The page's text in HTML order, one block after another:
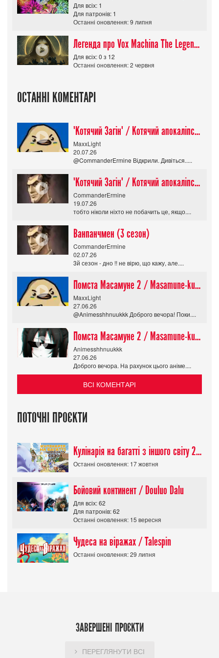
Для всіх: 1
Для патронів: 1
Останні оновлення: 9 липня
Легенда про Vox Machina The Legend of Vox Machina (Сезон 4)
Для всіх: 0 з 12
Останні оновлення: 2 червня
ОСТАННІ КОМЕНТАРІ
"Котячий Загін" / Котячий апокаліпсис / Cat Shit One
MaxxLight
20.07.26
@CommanderErmine Відкрили. Дивіться.....
"Котячий Загін" / Котячий апокаліпсис / Cat Shit One
CommanderErmine
19.07.26
тобто ніколи ніхто не побачить це, якщо....
Ванпанчмен (3 сезон)
CommanderErmine
02.07.26
3й сезон - дно !! не вірю, що кажу, але....
Помста Масамуне 2 / Masamune-kun no Revenge R
MaxxLight
27.06.26
@Animesshhnuukkk Доброго вечора! Поки....
Помста Масамуне 2 / Masamune-kun no Revenge R
Animesshhnuukkk
27.06.26
Доброго вечора. На рахунок цього аніме....
ВСІ КОМЕНТАРІ
ПОТОЧНІ ПРОЄКТИ
Кулінарія на багатті з іншого світу 2 сезон/ Tondemo Skill de Isekai Hourou
Останні оновлення: 17 жовтня
Бойовий континент / Douluo Dalu
Для всіх: 62
Для патронів: 62
Останні оновлення: 15 вересня
Чудеса на віражах / Talespin
Останні оновлення: 29 липня
ЗАВЕРШЕНІ ПРОЄКТИ
ПЕРЕГЛЯНУТИ ВСІ